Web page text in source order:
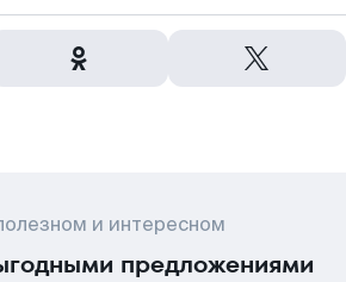
и интересном
предложениями